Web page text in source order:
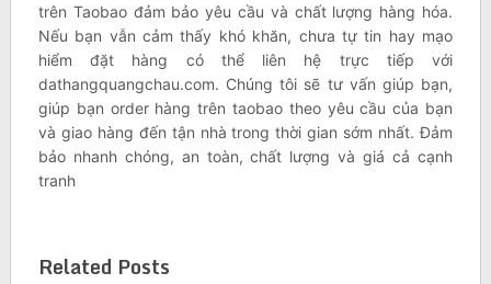
trên Taobao đảm bảo yêu cầu và chất lượng hàng hóa.
Nếu bạn vẫn cảm thấy khó khăn, chưa tự tin hay mạo
hiểm đặt hàng có thể liên hệ trực tiếp với
dathangquangchau.com. Chúng tôi sẽ tư vấn giúp bạn,
giúp bạn order hàng trên taobao theo yêu cầu của bạn
và giao hàng đến tận nhà trong thời gian sớm nhất. Đảm
bảo nhanh chóng, an toàn, chất lượng và giá cả cạnh
tranh
Related Posts